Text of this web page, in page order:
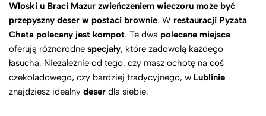
Włoski u Braci Mazur zwieńczeniem wieczoru może być
przepyszny deser w postaci brownie. W restauracji Pyzata
Chata polecany jest kompot. Te dwa polecane miejsca
oferują różnorodne specjały, które zadowolą każdego
łasucha. Niezależnie od tego, czy masz ochotę na coś
czekoladowego, czy bardziej tradycyjnego, w Lublinie
znajdziesz idealny deser dla siebie.